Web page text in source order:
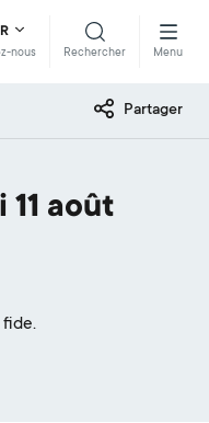
nous Rechercher Menu
Partager
août
fide.